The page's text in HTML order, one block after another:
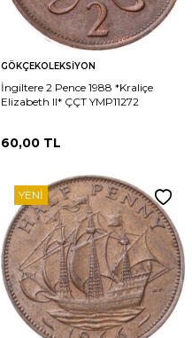
GÖKÇEKOLEKSIYON
İngiltere 2 Pence 1988 *Kraliçe
Elizabeth II* ÇÇT YMP11272
60,00 TL
YENI